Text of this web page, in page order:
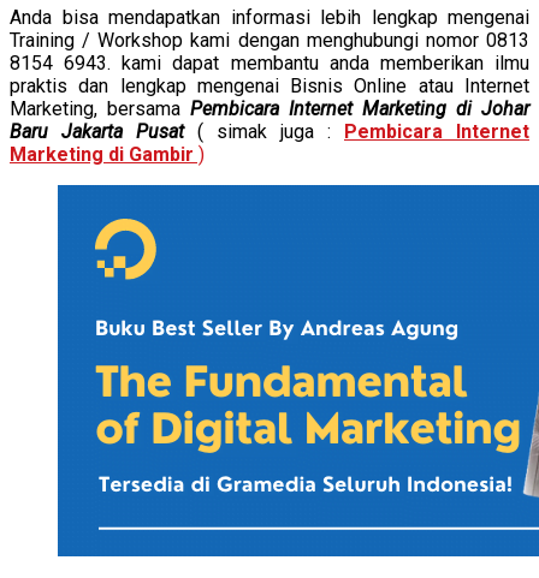
Anda bisa mendapatkan informasi lebih lengkap mengenai
Training / Workshop kami dengan menghubungi nomor 0813
8154 6943. kami dapat membantu anda memberikan ilmu
praktis dan lengkap mengenai Bisnis Online atau Internet
Marketing, bersama Pembicara Internet Marketing di Johar
Baru Jakarta Pusat ( simak juga : Pembicara Internet
Marketing di Gambir )